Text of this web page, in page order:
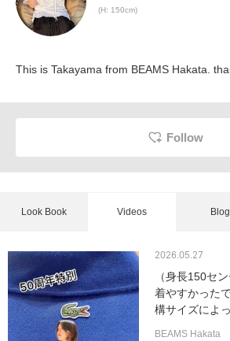
(H: 150cm)
This is Takayama from BEAMS Hakata.
Follow
Look Book Videos Blog
2026.05.27
（身長150セ
着やすかった
構サイズによ
BEAMS Hakata